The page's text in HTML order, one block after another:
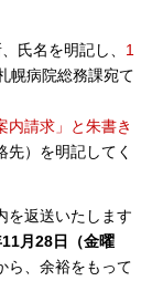
氏名を明記し、 1
幌病院総務課宛て
内請求」と朱書き
先）を明記してく
を返送いたします
月28日（金曜
ら、余裕をもって